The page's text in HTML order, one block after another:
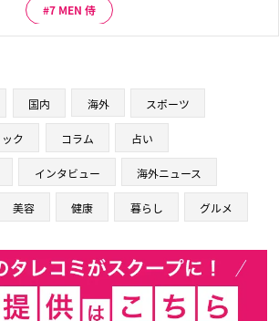
7 MEN 侍
国内 海外 スポーツ
ク コラム 占い
インタビュー 海外ニュース
美容 健康 暮らし グルメ